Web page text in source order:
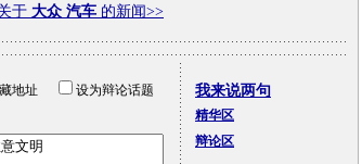
于 大众 汽车 的新闻>>
地址
设为辩论话题
我来说两句
精华区
辩论区